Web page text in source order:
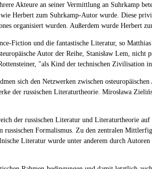
Akteure an seiner Vermittlung an Suhrkamp
Herbert zum Suhrkamp-Autor wurde. Diese
organisiert wurden. Außerdem wurde Herbert
Fiction und die fantastische Literatur, so
Autor der Reihe, Stanisław Lem,
"als Kind der technischen Zivilisation
sich den Netzwerken zwischen
der russischen Literaturtheorie. Mirosława
der russischen Literatur und Literaturtheorie
Formalismus. Zu den zentralen
Literatur wurde unter anderem durch